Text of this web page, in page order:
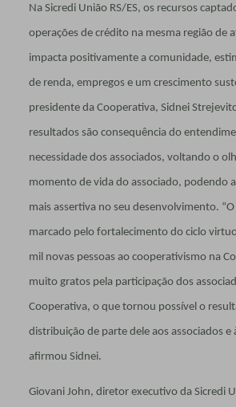
Na Sicredi União RS/ES, os recursos
operações de crédito na mesma região de
impacta positivamente a comunidade,
de renda, empregos e um crescimento
presidente da Cooperativa, Sidnei
resultados são consequência do
necessidade dos associados, voltando o
momento de vida do associado, podendo
mais assertiva no seu desenvolvimento.
marcado pelo fortalecimento do ciclo
mil novas pessoas ao cooperativismo na
muito gratos pela participação dos
Cooperativa, o que tornou possível o
distribuição de parte dele aos associados e
afirmou Sidnei.
Giovani John, diretor executivo da Sicredi